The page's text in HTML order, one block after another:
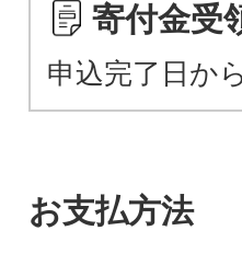
寄付金受
申込完了日か
お支払方法